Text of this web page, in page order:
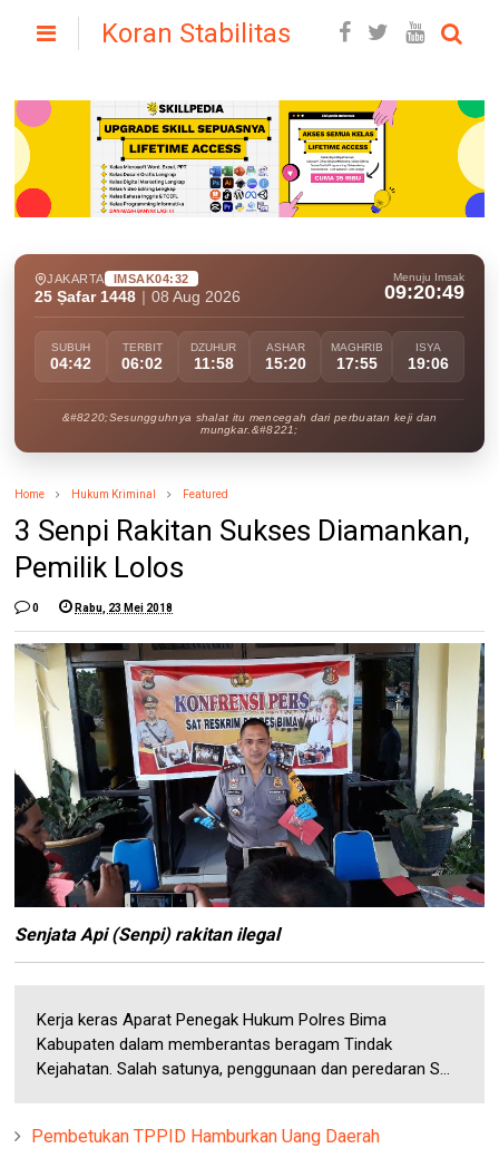
Koran Stabilitas
JAKARTA IMSAK04:32
25 Ṣafar 1448 08 Aug 2026
Menuju Imsak
09:20:48
SUBUH
04:42
TERBIT
06:02
DZUHUR
11:58
ASHAR
15:20
MAGHRIB
17:55
ISYA
19:06
&#8220;Sesungguhnya shalat itu mencegah dari perbuatan keji dan
mungkar.&#8221;
Home Hukum Kriminal Featured
3 Senpi Rakitan Sukses Diamankan,
Pemilik Lolos
0 Rabu, 23 Mei 2018
Senjata Api (Senpi) rakitan ilegal
Kerja keras Aparat Penegak Hukum Polres Bima
Kabupaten dalam memberantas beragam Tindak
Kejahatan. Salah satunya, penggunaan dan peredaran S...
Pembetukan TPPID Hamburkan Uang Daerah